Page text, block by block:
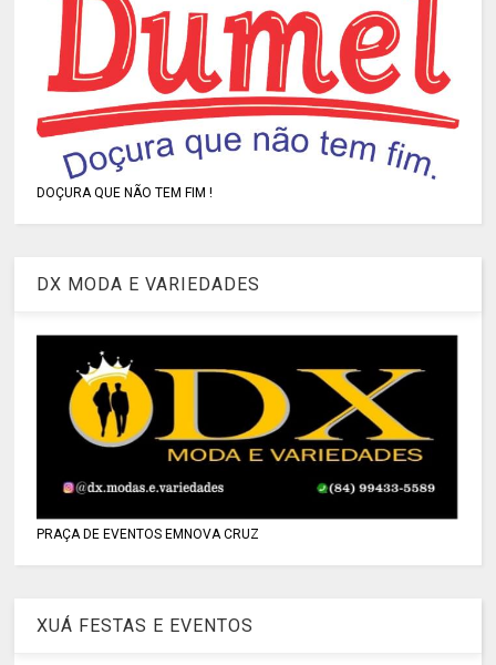
DOÇURA QUE NÃO TEM FIM !
DX MODA E VARIEDADES
PRAÇA DE EVENTOS EMNOVA CRUZ
XUÁ FESTAS E EVENTOS